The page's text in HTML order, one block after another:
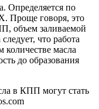
Определяется по
Проще говоря, это
объем заливаемой
что работа
масла
до образования
в КПП могут стать